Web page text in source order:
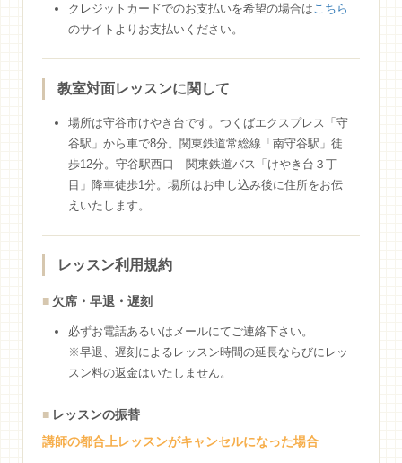
クレジットカードでのお支払いを希望の場合はこちら
のサイトよりお支払いください。
教室対面レッスンに関して
場所は守谷市けやき台です。つくばエクスプレス「守
谷駅」から車で8分。関東鉄道常総線「南守谷駅」徒
歩12分。守谷駅西口 関東鉄道バス「けやき台３丁
目」降車徒歩1分。場所はお申し込み後に住所をお伝
えいたします。
レッスン利用規約
欠席・早退・遅刻
必ずお電話あるいはメールにてご連絡下さい。
※早退、遅刻によるレッスン時間の延長ならびにレッ
スン料の返金はいたしません。
レッスンの振替
講師の都合上レッスンがキャンセルになった場合